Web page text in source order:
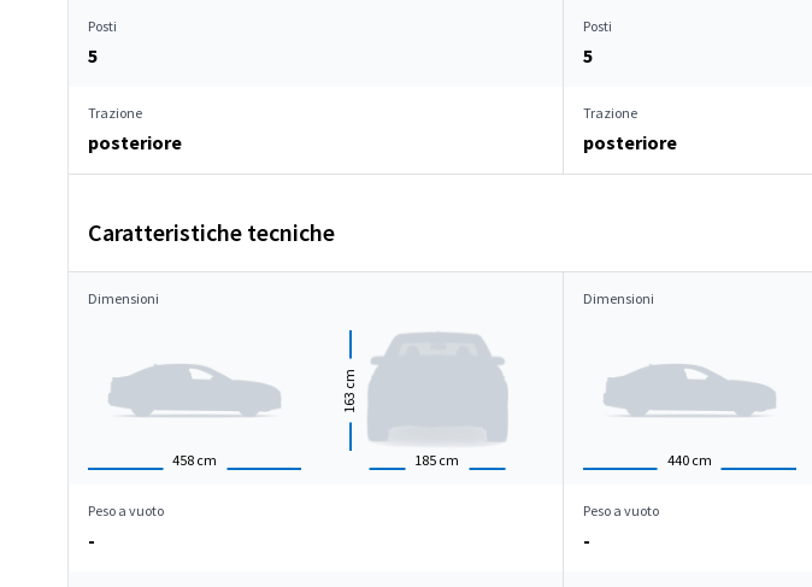
Posti
5
Posti
5
Trazione
posteriore
Trazione
posteriore
Caratteristiche tecniche
Dimensioni
458 cm 185 cm
163
cm
Dimensioni
440 cm
Peso a vuoto
-
Peso a vuoto
-